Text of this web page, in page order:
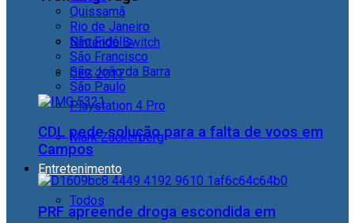
Nintendo Switch
CES 2017
Playstation 4 Pro
Mark Zuckerberg
Entretenimento
Todos
Quissamã
Rio de Janeiro
São Fidélis
São Francisco
São João da Barra
São Paulo
CDL pede solução para a falta de voos em
Campos
PRF apreende droga escondida em